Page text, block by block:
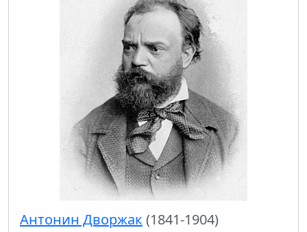
Антонин Дворжак (1841-1904)